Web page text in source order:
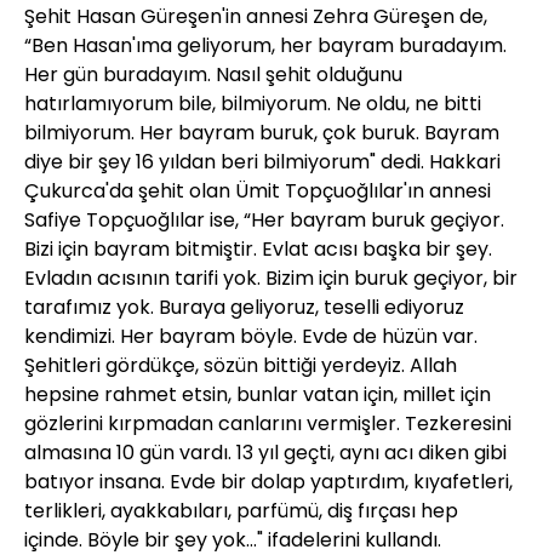
Şehit Hasan Güreşen'in annesi Zehra Güreşen de,
“Ben Hasan'ıma geliyorum, her bayram buradayım.
Her gün buradayım. Nasıl şehit olduğunu
hatırlamıyorum bile, bilmiyorum. Ne oldu, ne bitti
bilmiyorum. Her bayram buruk, çok buruk. Bayram
diye bir şey 16 yıldan beri bilmiyorum" dedi. Hakkari
Çukurca'da şehit olan Ümit Topçuoğlılar'ın annesi
Safiye Topçuoğlılar ise, “Her bayram buruk geçiyor.
Bizi için bayram bitmiştir. Evlat acısı başka bir şey.
Evladın acısının tarifi yok. Bizim için buruk geçiyor, bir
tarafımız yok. Buraya geliyoruz, teselli ediyoruz
kendimizi. Her bayram böyle. Evde de hüzün var.
Şehitleri gördükçe, sözün bittiği yerdeyiz. Allah
hepsine rahmet etsin, bunlar vatan için, millet için
gözlerini kırpmadan canlarını vermişler. Tezkeresini
almasına 10 gün vardı. 13 yıl geçti, aynı acı diken gibi
batıyor insana. Evde bir dolap yaptırdım, kıyafetleri,
terlikleri, ayakkabıları, parfümü, diş fırçası hep
içinde. Böyle bir şey yok…" ifadelerini kullandı.